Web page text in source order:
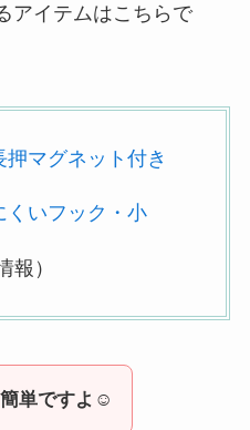
アイテムはこちらで
マグネット付き
くいフック・小
報）
単ですよ☺